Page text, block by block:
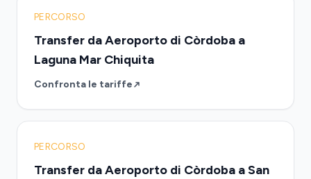
PERCORSO
Transfer da Aeroporto di Còrdoba a
Laguna Mar Chiquita
Confronta le tariffe
PERCORSO
Transfer da Aeroporto di Còrdoba a San